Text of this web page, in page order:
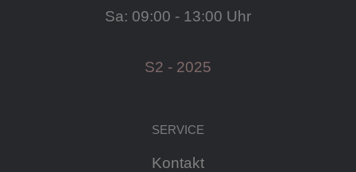
Sa: 09:00 - 13:00 Uhr
S2 - 2025
SERVICE
Kontakt